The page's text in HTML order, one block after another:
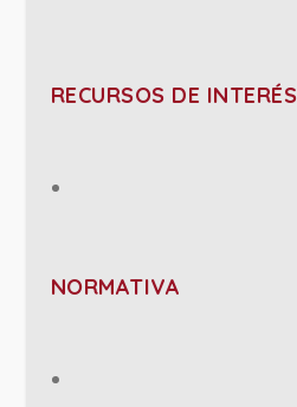
RECURSOS DE INTERÉS
NORMATIVA